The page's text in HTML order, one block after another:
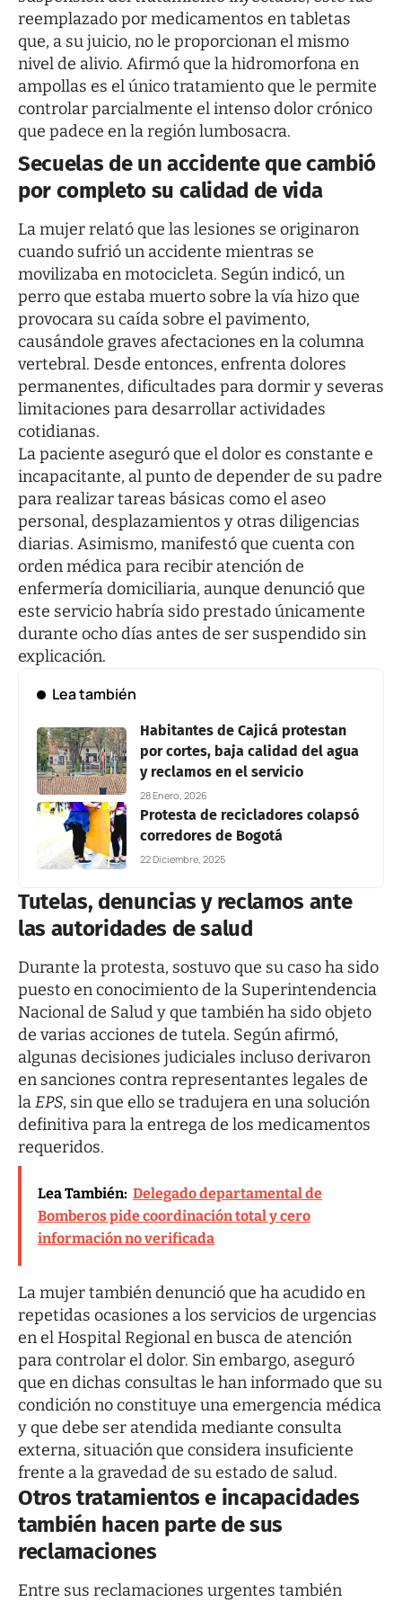
reemplazado por medicamentos en tabletas
que, a su juicio, no le proporcionan el mismo
nivel de alivio. Afirmó que la hidromorfona en
ampollas es el único tratamiento que le permite
controlar parcialmente el intenso dolor crónico
que padece en la región lumbosacra.
Secuelas de un accidente que cambió
por completo su calidad de vida
La mujer relató que las lesiones se originaron
cuando sufrió un accidente mientras se
movilizaba en motocicleta. Según indicó, un
perro que estaba muerto sobre la vía hizo que
provocara su caída sobre el pavimento,
causándole graves afectaciones en la columna
vertebral. Desde entonces, enfrenta dolores
permanentes, dificultades para dormir y severas
limitaciones para desarrollar actividades
cotidianas.
La paciente aseguró que el dolor es constante e
incapacitante, al punto de depender de su padre
para realizar tareas básicas como el aseo
personal, desplazamientos y otras diligencias
diarias. Asimismo, manifestó que cuenta con
orden médica para recibir atención de
enfermería domiciliaria, aunque denunció que
este servicio habría sido prestado únicamente
durante ocho días antes de ser suspendido sin
explicación.
Lea también
Habitantes de Cajicá protestan
por cortes, baja calidad del agua
y reclamos en el servicio
28 Enero, 2026
Protesta de recicladores colapsó
corredores de Bogotá
22 Diciembre, 2025
Tutelas, denuncias y reclamos ante
las autoridades de salud
Durante la protesta, sostuvo que su caso ha sido
puesto en conocimiento de la Superintendencia
Nacional de Salud y que también ha sido objeto
de varias acciones de tutela. Según afirmó,
algunas decisiones judiciales incluso derivaron
en sanciones contra representantes legales de
laEPS, sin que ello se tradujera en una solución
definitiva para la entrega de los medicamentos
requeridos.
Lea También: Delegado departamental de
Bomberos pide coordinación total y cero
información no verificada
La mujer también denunció que ha acudido en
repetidas ocasiones a los servicios de urgencias
en el Hospital Regional en busca de atención
para controlar el dolor. Sin embargo, aseguró
que en dichas consultas le han informado que su
condición no constituye una emergencia médica
y que debe ser atendida mediante consulta
externa, situación que considera insuficiente
frente a la gravedad de su estado de salud.
Otros tratamientos e incapacidades
también hacen parte de sus
reclamaciones
Entre sus reclamaciones urgentes también